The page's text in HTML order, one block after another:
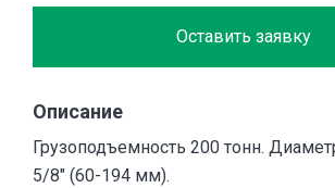
Оставить заявку
Описание
Грузоподъемность 200 тонн.
5/8" (60-194 мм).